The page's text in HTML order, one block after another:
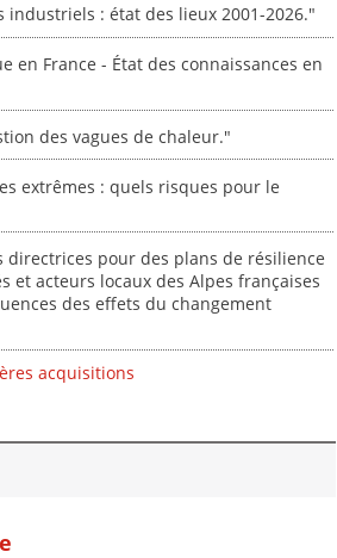
industriels : état des lieux 2001-2026."
en France - État des connaissances en
des vagues de chaleur."
extrêmes : quels risques pour le
pour des plans de résilience
et acteurs locaux des Alpes françaises
des effets du changement
acquisitions